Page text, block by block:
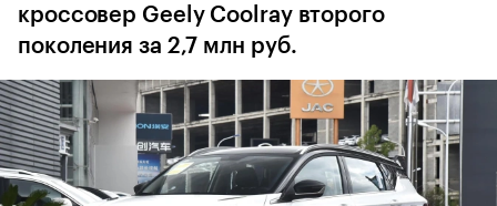
кроссовер Geely Coolray второго
поколения за 2,7 млн руб.